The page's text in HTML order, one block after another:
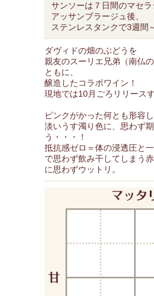
サンソーは７日間のマセラ
アッサンブラージュ後、
ステンレスタンクで3週間
ダヴィドの畑のぶどうを
親友のスーリエ兄弟（南仏
ともに、
醸造したコラボワイン！
現地では10月ごろリリース
ピンクがかった何とも形容し
淡いうす濁り色に、思わず
う・・・！
抵抗感ゼロ＝体の浸透圧と一
で思わず飲み干してしまう
に思わずウットリ。